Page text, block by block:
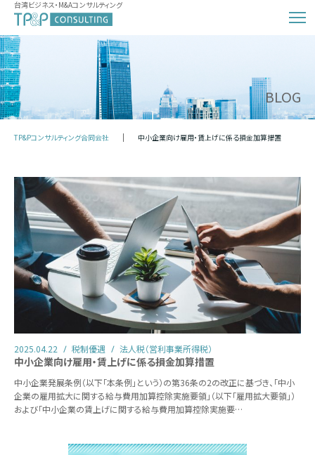
台湾ビジネス・M&Aコンサルティング
BLOG
TP&Pコンサルティング合同会社 中小企業向け雇用・賃上げに係る損金加算措置
2025.04.22 税制優遇 法人税（営利事業所得税）
中小企業向け雇用・賃上げに係る損金加算措置
中小企業発展条例（以下「本条例」という）の第36条の2の改正に基づき、「中小
企業の雇用拡大に関する給与費用加算控除実施要領」（以下「雇用拡大要領」）
および「中小企業の賃上げに関する給与費用加算控除実施要…